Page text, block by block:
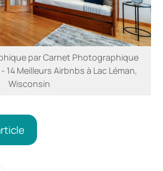
par Carnet Photographique
Meilleurs Airbnbs à Lac Léman,
Wisconsin